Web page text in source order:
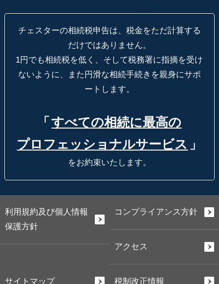
チェスターの相続税申告は、税金をただ計算する
だけではありません。
1円でも相続税を低く、そして税務署に指摘を受け
ないように、
また円滑な相続手続きを親身にサポ
ートします。
「 すべての相続に最高の
プロフェッショナルサービス 」
をお約束いたします。
利用規約及び個人情報
保護方針
コンプライアンス方針
アクセス
サイトマップ 税制改正情報